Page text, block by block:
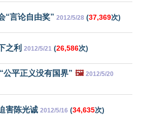
“言论自由奖” 2012/5/28 (37,369次)
之利 2012/5/21 (26,586次)
公平正义没有国界” 🖼️ 2012/5/20
害陈光诚 2012/5/16 (34,635次)